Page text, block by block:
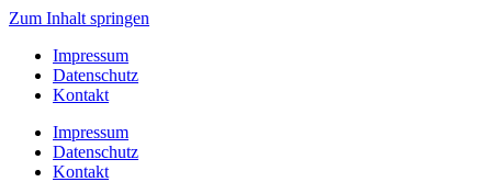
Zum Inhalt springen
Impressum
Datenschutz
Kontakt
Impressum
Datenschutz
Kontakt